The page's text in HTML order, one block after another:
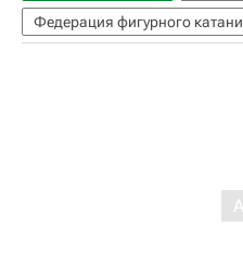
Федерация фигурного